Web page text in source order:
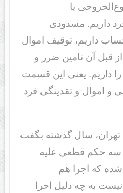
یا
داریم. مسدودی
داریم، توقیف اموال
قبل آن تامین ضرر و
را داریم. یعنی این قسمت
و اموال و تقدینگی فرد
تهران، سال گذشته بگفت
سه حکم قطعی علیه
شده که اجرا هم
به چه دلیل اجرا